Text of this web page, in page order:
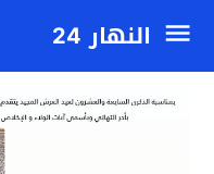
النهار 24